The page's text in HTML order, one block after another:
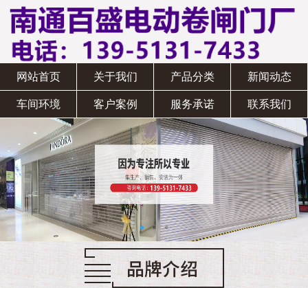
网站首页 关于我们 产品分类 新闻动态
车间环境 客户案例 服务承诺 联系我们